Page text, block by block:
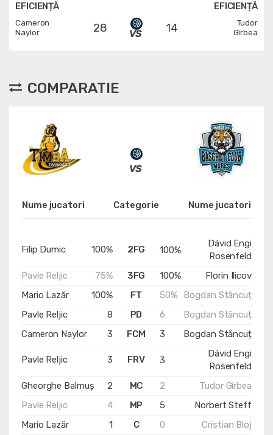
EFICIENȚĂ
Cameron
Naylor
28
EFICIENȚĂ
14
Tudor
Gîrbea
COMPARATIE
Nume jucatori Categorie Nume jucatori
Filip Dumic 100% 2FG 100%
Dávid Engi
Rosenfeld
Pavle Reljic
75% 3FG 100%
Florin Ilicov
Mario Lazăr
100% FT 50%
Bogdan Stăncuț
Pavle Reljic
8 PD 6
Bogdan Stăncuț
Cameron Naylor
3 FCM 3 Bogdan Stăncuț
Pavle Reljic 3 FRV 3
Dávid Engi
Rosenfeld
Gheorghe Balmuș
2 MC 2
Tudor Gîrbea
Pavle Reljic
4 MP 5
Norbert Steff
Mario Lazăr
1 C 0 Cristian Bloj